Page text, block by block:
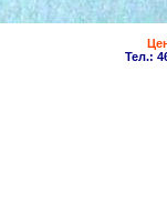
Тел.: